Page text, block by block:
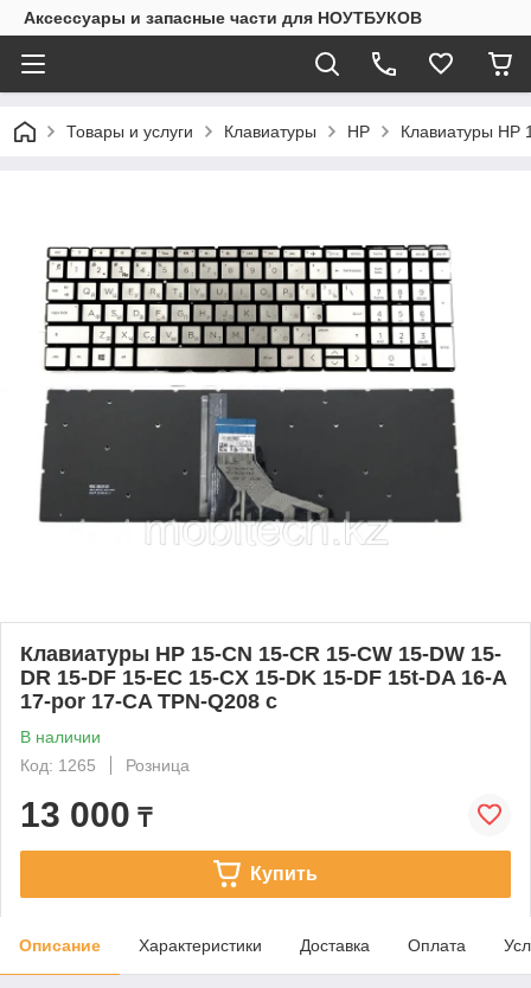
Аксессуары и запасные части для НОУТБУКОВ
Товары и услуги Клавиатуры HP Клавиатуры HP
Клавиатуры HP 15-CN 15-CR 15-CW 15-DW 15-
DR 15-DF 15-EC 15-CX 15-DK 15-DF 15t-DA 16-A
17-por 17-CA TPN-Q208 с
В наличии
Код: 1265
Розница
13 000 ₸
Купить
Описание Характеристики Доставка Оплата